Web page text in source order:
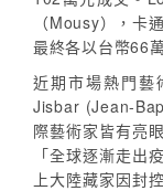
（Mousy），卡
最終各以台幣66
近期市場熱門藝
Jisbar (Jean-
際藝術家皆有亮
「全球逐漸走出
上大陸藏家因封